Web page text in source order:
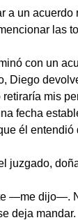
a un acuerdo
las
con un
Diego
mis
fecha
él
juzgado,
—me dijo—.
deja mandar.